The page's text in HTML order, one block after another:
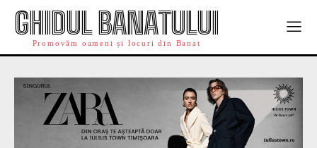
GHIDUL BANATULUI
Promovăm oameni și locuri din Banat